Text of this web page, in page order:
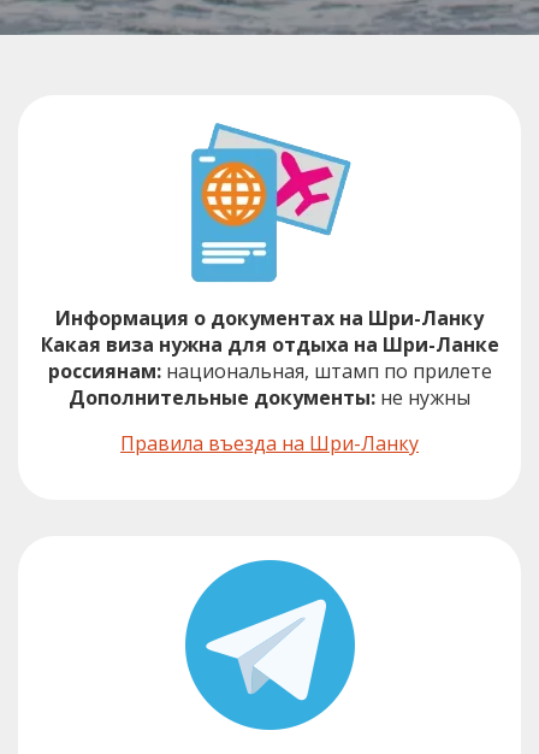
Информация о документах на Шри-Ланку
Какая виза нужна для отдыха на Шри-Ланке
россиянам:национальная, штамп по прилете
Дополнительные документы: не нужны
Правила въезда на Шри-Ланку